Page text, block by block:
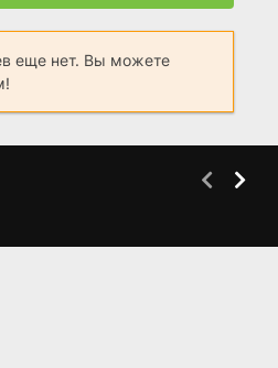
еще нет. Вы можете